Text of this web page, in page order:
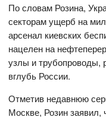
По словам Розина,
секторам ущерб на
арсенал киевских
нацелен на
узлы и трубопроводы,
вглубь России.
Отметив недавнюю
Москве, Розин заявил,